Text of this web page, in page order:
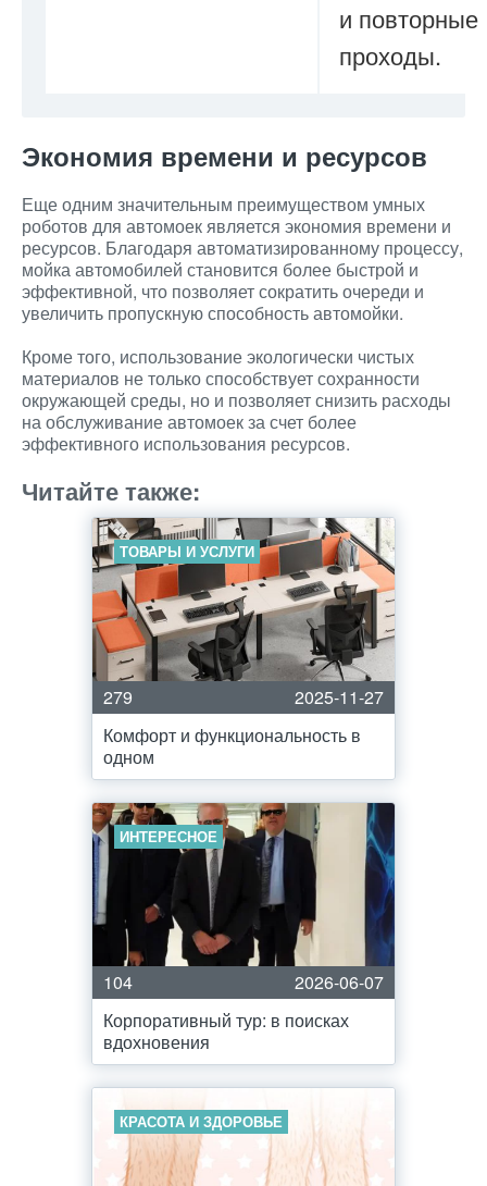
и повторные
проходы.
Экономия времени и ресурсов
Еще одним значительным преимуществом умных
роботов для автомоек является экономия времени и
ресурсов. Благодаря автоматизированному процессу,
мойка автомобилей становится более быстрой и
эффективной, что позволяет сократить очереди и
увеличить пропускную способность автомойки.
Кроме того, использование экологически чистых
материалов не только способствует сохранности
окружающей среды, но и позволяет снизить расходы
на обслуживание автомоек за счет более
эффективного использования ресурсов.
Читайте также:
ТОВАРЫ И УСЛУГИ
279
2025-11-27
Комфорт и функциональность в
одном
ИНТЕРЕСНОЕ
104
2026-06-07
Корпоративный тур: в поисках
вдохновения
КРАСОТА И ЗДОРОВЬЕ